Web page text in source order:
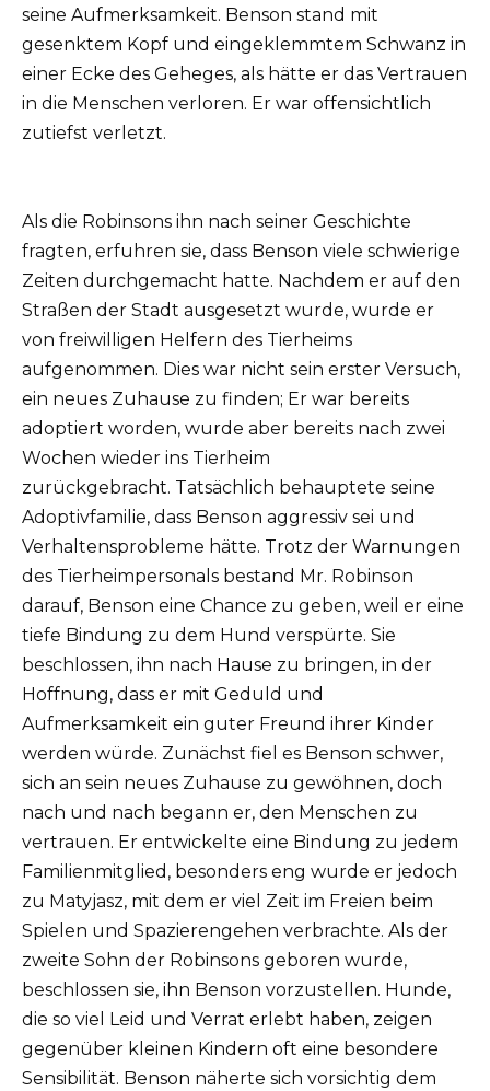
seine Aufmerksamkeit. Benson stand mit
gesenktem Kopf und eingeklemmtem Schwanz in
einer Ecke des Geheges, als hätte er das Vertrauen
in die Menschen verloren. Er war offensichtlich
zutiefst verletzt.
Als die Robinsons ihn nach seiner Geschichte
fragten, erfuhren sie, dass Benson viele schwierige
Zeiten durchgemacht hatte. Nachdem er auf den
Straßen der Stadt ausgesetzt wurde, wurde er
von freiwilligen Helfern des Tierheims
aufgenommen. Dies war nicht sein erster Versuch,
ein neues Zuhause zu finden; Er war bereits
adoptiert worden, wurde aber bereits nach zwei
Wochen wieder ins Tierheim
zurückgebracht. Tatsächlich behauptete seine
Adoptivfamilie, dass Benson aggressiv sei und
Verhaltensprobleme hätte. Trotz der Warnungen
des Tierheimpersonals bestand Mr. Robinson
darauf, Benson eine Chance zu geben, weil er eine
tiefe Bindung zu dem Hund verspürte. Sie
beschlossen, ihn nach Hause zu bringen, in der
Hoffnung, dass er mit Geduld und
Aufmerksamkeit ein guter Freund ihrer Kinder
werden würde. Zunächst fiel es Benson schwer,
sich an sein neues Zuhause zu gewöhnen, doch
nach und nach begann er, den Menschen zu
vertrauen. Er entwickelte eine Bindung zu jedem
Familienmitglied, besonders eng wurde er jedoch
zu Matyjasz, mit dem er viel Zeit im Freien beim
Spielen und Spazierengehen verbrachte. Als der
zweite Sohn der Robinsons geboren wurde,
beschlossen sie, ihn Benson vorzustellen. Hunde,
die so viel Leid und Verrat erlebt haben, zeigen
gegenüber kleinen Kindern oft eine besondere
Sensibilität. Benson näherte sich vorsichtig dem